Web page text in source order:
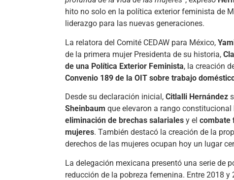
hito no solo en la política exterior feminista de
liderazgo para las nuevas generaciones.
La relatora del Comité CEDAW para México,
de la primera mujer Presidenta de su historia,
de una Política Exterior Feminista, la creación
Convenio 189 de la OIT sobre trabajo
Desde su declaración inicial, Citlalli Hernández
Sheinbaum que elevaron a rango constitucional
eliminación de brechas salariales y el combate
mujeres. También destacó la creación de la
derechos de las mujeres ocupan hoy un lugar
La delegación mexicana presentó una serie de
reducción de la pobreza femenina. Entre 2018 y